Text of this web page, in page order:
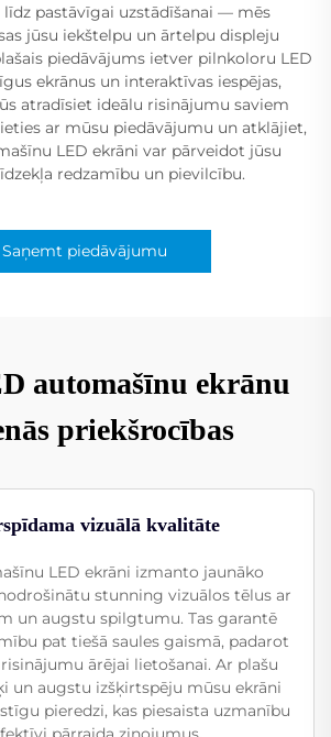
līdz pastāvīgai uzstādīšanai — mēs
jūsu iekštelpu un ārtelpu displeju
piedāvājums ietver pilnkoloru LED
ekrānus un interaktīvas iespējas,
atradīsiet ideālu risinājumu saviem
ar mūsu piedāvājumu un atklājiet,
LED ekrāni var pārveidot jūsu
redzamību un pievilcību.
Saņemt piedāvājumu
automašīnu ekrānu
priekšrocības
vizuālā kvalitāte
LED ekrāni izmanto jaunāko
stunning vizuālos tēlus ar
un augstu spilgtumu. Tas garantē
pat tiešā saules gaismā, padarot
ārējai lietošanai. Ar plašu
un augstu izšķirtspēju mūsu ekrāni
pieredzi, kas piesaista uzmanību